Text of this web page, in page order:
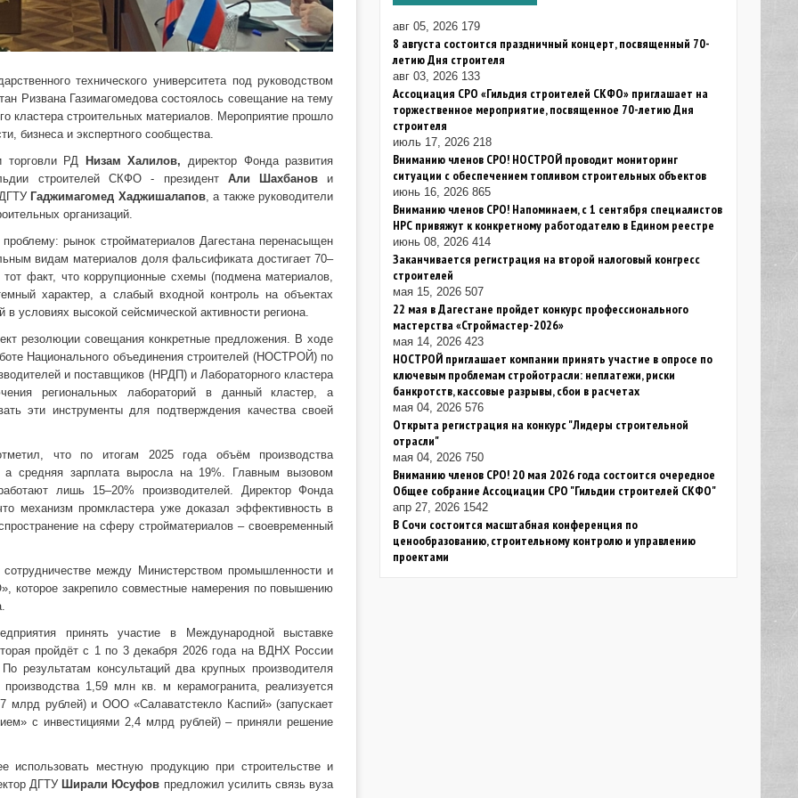
технического университета под руководством
Ризвана Газимагомедова состоялось совещание на тему
кластера строительных материалов. Мероприятие прошло
бизнеса и экспертного сообщества.
торговли РД Низам Халилов, директор Фонда развития
строителей СКФО - президент Али Шахбанов и
Гаджимагомед Хаджишалапов, а также руководители
организаций.
рынок стройматериалов Дагестана перенасыщен
видам материалов доля фальсификата достигает 70–
факт, что коррупционные схемы (подмена материалов,
характер, а слабый входной контроль на объектах
условиях высокой сейсмической активности региона.
резолюции совещания конкретные предложения. В ходе
Национального объединения строителей (НОСТРОЙ) по
и поставщиков (НРДП) и Лабораторного кластера
региональных лабораторий в данный кластер, а
эти инструменты для подтверждения качества своей
что по итогам 2025 года объём производства
средняя зарплата выросла на 19%. Главным вызовом
лишь 15–20% производителей. Директор Фонда
механизм промкластера уже доказал эффективность в
на сферу стройматериалов – своевременный
между Министерством промышленности и
которое закрепило совместные намерения по повышению
принять участие в Международной выставке
пройдёт с 1 по 3 декабря 2026 года на ВДНХ России
консультаций два крупных производителя
1,59 млн кв. м керамогранита, реализуется
млрд рублей) и ООО «Салаватстекло Каспий» (запускает
с инвестициями 2,4 млрд рублей) – приняли решение
использовать местную продукцию при строительстве и
ДГТУШирали Юсуфов предложил усилить связь вуза
авг 05, 2026 179
8 августа состоится праздничный концерт, посвященный 70-
летию Дня строителя
авг 03, 2026 133
Ассоциация СРО «Гильдия строителей СКФО» приглашает на
торжественное мероприятие, посвященное 70-летию Дня
строителя
июль 17, 2026 218
Вниманию членов СРО! НОСТРОЙ проводит мониторинг
ситуации с обеспечением топливом строительных объектов
июнь 16, 2026 865
Вниманию членов СРО! Напоминаем, с 1 сентября специалистов
НРС привяжут к конкретному работодателю в Едином реестре
июнь 08, 2026 414
Заканчивается регистрация на второй налоговый конгресс
строителей
мая 15, 2026 507
22 мая в Дагестане пройдет конкурс профессионального
мастерства «Строймастер-2026»
мая 14, 2026 423
НОСТРОЙ приглашает компании принять участие в опросе по
ключевым проблемам стройотрасли: неплатежи, риски
банкротств, кассовые разрывы, сбои в расчетах
мая 04, 2026 576
Открыта регистрация на конкурс "Лидеры строительной
отрасли"
мая 04, 2026 750
Вниманию членов СРО! 20 мая 2026 года состоится очередное
Общее собрание Ассоциации СРО "Гильдии строителей СКФО"
апр 27, 2026 1542
В Сочи состоится масштабная конференция по
ценообразованию, строительному контролю и управлению
проектами